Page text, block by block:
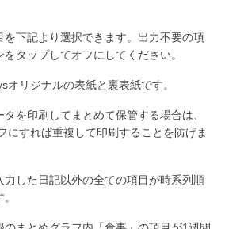
を下記より選択できます。出力不要の項
タップしてオフにしてください。
リジナルの表紙と裏表紙です。
を印刷してまとめて保管する場合は、
にすれば重複して印刷することを防げま
した日記以外の全ての項目が時系列順